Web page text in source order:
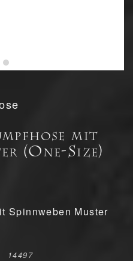
mit
(One-Size)
Spinnweben Muster
14497